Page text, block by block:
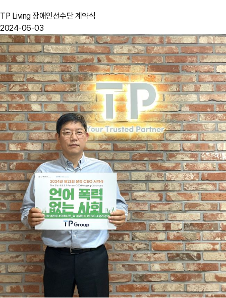
TP Living 장애인선수단 계약식
2024-06-03